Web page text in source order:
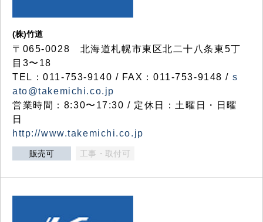
(株)竹道
〒065-0028 北海道札幌市東区北二十八条東5丁
目3〜18
TEL：011-753-9140 / FAX：011-753-9148 / s
ato@takemichi.co.jp
営業時間：8:30〜17:30 / 定休日：土曜日・日曜
日
http://www.takemichi.co.jp
販売可 工事・取付可